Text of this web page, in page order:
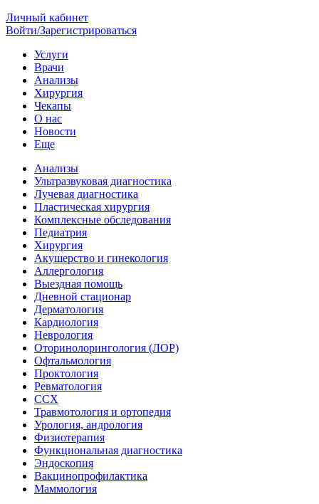
Личный кабинет
Войти/Зарегистрироваться
Услуги
Врачи
Анализы
Хирургия
Чекапы
О нас
Новости
Еще
Анализы
Ультразвуковая диагностика
Лучевая диагностика
Пластическая хирургия
Комплексные обследования
Педиатрия
Хирургия
Акушерство и гинекология
Аллергология
Выездная помощь
Дневной стационар
Дерматология
Кардиология
Неврология
Оторинолорингология (ЛОР)
Офтальмология
Проктология
Ревматология
ССХ
Травмотология и ортопедия
Урология, андрология
Физиотерапия
Функциональная диагностика
Эндоскопия
Вакцинопрофилактика
Маммология